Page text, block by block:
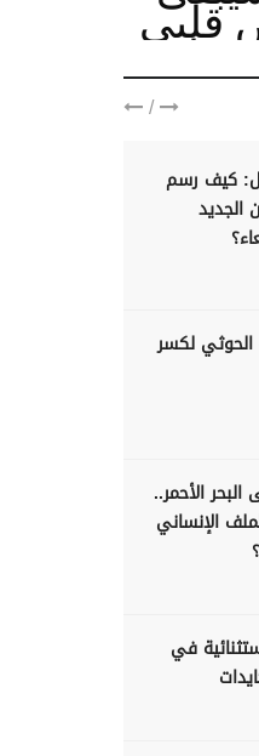
قلبي
/
كيف رسم
الجديد
الحوثي لكسر
الأحمر..
الإنساني
في